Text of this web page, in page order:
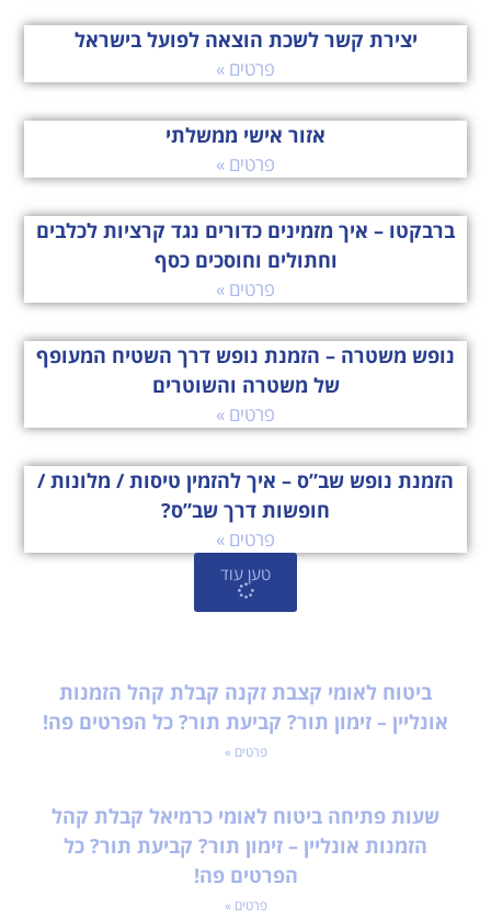
יצירת קשר לשכת הוצאה לפועל בישראל
פרטים »
אזור אישי ממשלתי
פרטים »
ברבקטו – איך מזמינים כדורים נגד קרציות לכלבים
וחתולים וחוסכים כסף
פרטים »
נופש משטרה – הזמנת נופש דרך השטיח המעופף
של משטרה והשוטרים
פרטים »
הזמנת נופש שב”ס – איך להזמין טיסות / מלונות /
חופשות דרך שב”ס?
פרטים »
טען עוד
ביטוח לאומי קצבת זקנה קבלת קהל הזמנות
אונליין – זימון תור? קביעת תור? כל הפרטים פה!
פרטים »
שעות פתיחה ביטוח לאומי כרמיאל קבלת קהל
הזמנות אונליין – זימון תור? קביעת תור? כל
הפרטים פה!
פרטים »